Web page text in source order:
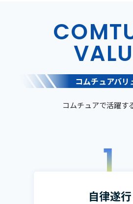
コムチュアバリ
コムチュアで活躍す
1
自律遂行